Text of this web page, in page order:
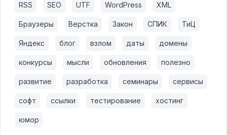
RSS SEO UTF WordPress XML
Браузеры Верстка Закон СПИК ТиЦ
Яндекс блог взлом даты домены
конкурсы мысли обновления полезно
развитие разработка семинары сервисы
софт ссылки тестирование хостинг
юмор